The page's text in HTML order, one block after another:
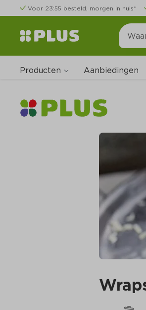
Voor 23:55 besteld, morgen in huis*
Producten Aanbiedingen